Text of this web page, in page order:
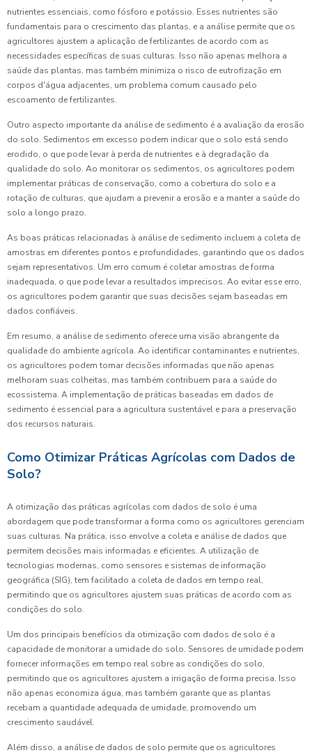
nutrientes essenciais, como fósforo e potássio. Esses nutrientes são
fundamentais para o crescimento das plantas, e a análise permite que os
agricultores ajustem a aplicação de fertilizantes de acordo com as
necessidades específicas de suas culturas. Isso não apenas melhora a
saúde das plantas, mas também minimiza o risco de eutrofização em
corpos d'água adjacentes, um problema comum causado pelo
escoamento de fertilizantes.
Outro aspecto importante da análise de sedimento é a avaliação da erosão
do solo. Sedimentos em excesso podem indicar que o solo está sendo
erodido, o que pode levar à perda de nutrientes e à degradação da
qualidade do solo. Ao monitorar os sedimentos, os agricultores podem
implementar práticas de conservação, como a cobertura do solo e a
rotação de culturas, que ajudam a prevenir a erosão e a manter a saúde do
solo a longo prazo.
As boas práticas relacionadas à análise de sedimento incluem a coleta de
amostras em diferentes pontos e profundidades, garantindo que os dados
sejam representativos. Um erro comum é coletar amostras de forma
inadequada, o que pode levar a resultados imprecisos. Ao evitar esse erro,
os agricultores podem garantir que suas decisões sejam baseadas em
dados confiáveis.
Em resumo, a análise de sedimento oferece uma visão abrangente da
qualidade do ambiente agrícola. Ao identificar contaminantes e nutrientes,
os agricultores podem tomar decisões informadas que não apenas
melhoram suas colheitas, mas também contribuem para a saúde do
ecossistema. A implementação de práticas baseadas em dados de
sedimento é essencial para a agricultura sustentável e para a preservação
dos recursos naturais.
Como Otimizar Práticas Agrícolas com Dados de
Solo?
A otimização das práticas agrícolas com dados de solo é uma
abordagem que pode transformar a forma como os agricultores gerenciam
suas culturas. Na prática, isso envolve a coleta e análise de dados que
permitem decisões mais informadas e eficientes. A utilização de
tecnologias modernas, como sensores e sistemas de informação
geográfica (SIG), tem facilitado a coleta de dados em tempo real,
permitindo que os agricultores ajustem suas práticas de acordo com as
condições do solo.
Um dos principais benefícios da otimização com dados de solo é a
capacidade de monitorar a umidade do solo. Sensores de umidade podem
fornecer informações em tempo real sobre as condições do solo,
permitindo que os agricultores ajustem a irrigação de forma precisa. Isso
não apenas economiza água, mas também garante que as plantas
recebam a quantidade adequada de umidade, promovendo um
crescimento saudável.
Além disso, a análise de dados de solo permite que os agricultores